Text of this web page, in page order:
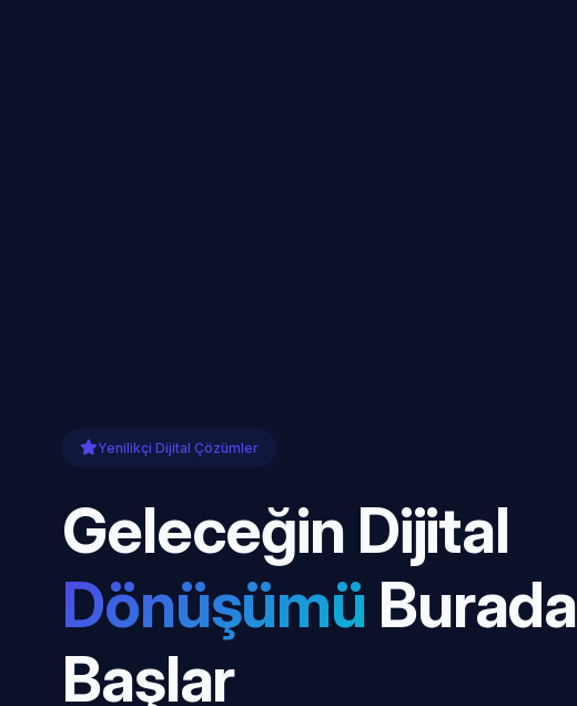
Yenilikçi Dijital Çözümler
Geleceğin Dijital
Dönüşümü Burada
Başlar